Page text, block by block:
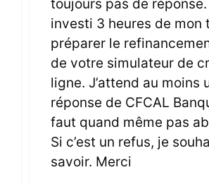
toujours pas de réponse.
investi 3 heures de mon
préparer le
de votre simulateur de
ligne. J’attend au moins
réponse de CFCAL
faut quand même pas
Si c’est un refus, je
savoir. Merci